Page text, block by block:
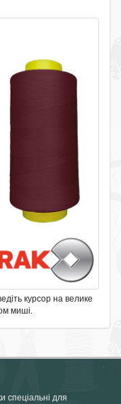
курсор на велике
миші.
спеціальні для